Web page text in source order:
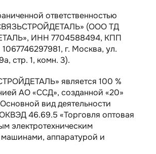
ответственностью
(ООО ТД
ИНН 7704588494, КПП
г. Москва, ул.
стр. 1, комн. 3).
является 100 %
АО «ССД», созданной «20»
вид деятельности
46.69.5 «Торговля оптовая
электротехническим
аппаратурой и